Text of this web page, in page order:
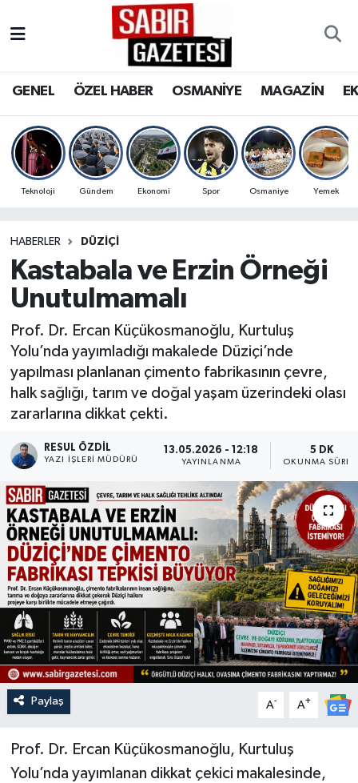
GENEL ÖZEL HABER OSMANİYE MAGAZİN
Teknoloji Gündem Ekonomi Spor Osmaniye Yemek
HABERLER DÜZIÇI
Kastabala ve Erzin Örneği
Unutulmamalı
Prof. Dr. Ercan Küçükosmanoğlu, Kurtuluş
Yolu’nda yayımladığı makalede Düziçi’nde
yapılması planlanan çimento fabrikasının çevre,
halk sağlığı, tarım ve doğal yaşam üzerindeki olası
zararlarına dikkat çekti.
RESUL ÖZDIL
YAZI İŞLERI MÜDÜRÜ
13.05.2026 - 12:18
YAYINLANMA
5 DK
OKUNMA
Paylaş A- A+
Prof. Dr. Ercan Küçükosmanoğlu, Kurtuluş
Yolu’nda yayımlanan dikkat çekici makalesinde,
OSMANİYE
MAGAZİN
SPOR
RESMİ İLANLAR
Osmaniye Nöbetçi Eczaneler
Osmaniye Trafik Yoğunluk Haritası
Süper Lig Puan Durumu ve Fikstür
Son Dakika Haberleri
Haber Arşivi